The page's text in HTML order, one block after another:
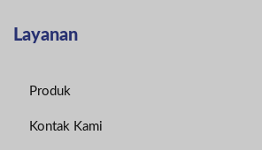
Layanan
Produk
Kontak Kami